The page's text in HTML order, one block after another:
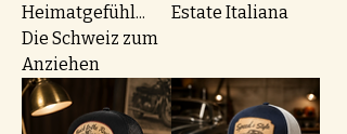
Heimatgefühl...
Die Schweiz zum
Anziehen
Estate Italiana